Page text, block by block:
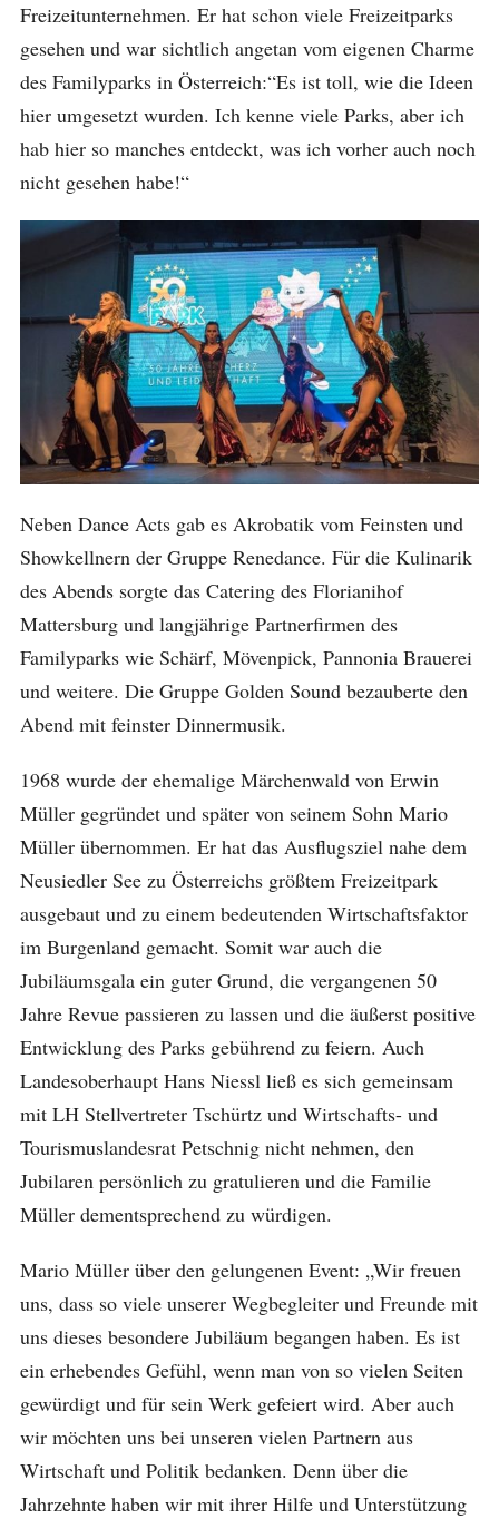
Freizeitunternehmen. Er hat schon viele Freizeitparks
gesehen und war sichtlich angetan vom eigenen Charme
des Familyparks in Österreich:“Es ist toll, wie die Ideen
hier umgesetzt wurden. Ich kenne viele Parks, aber ich
hab hier so manches entdeckt, was ich vorher auch noch
nicht gesehen habe!“
Neben Dance Acts gab es Akrobatik vom Feinsten und
Showkellnern der Gruppe Renedance. Für die Kulinarik
des Abends sorgte das Catering des Florianihof
Mattersburg und langjährige Partnerfirmen des
Familyparks wie Schärf, Mövenpick, Pannonia Brauerei
und weitere. Die Gruppe Golden Sound bezauberte den
Abend mit feinster Dinnermusik.
1968 wurde der ehemalige Märchenwald von Erwin
Müller gegründet und später von seinem Sohn Mario
Müller übernommen. Er hat das Ausflugsziel nahe dem
Neusiedler See zu Österreichs größtem Freizeitpark
ausgebaut und zu einem bedeutenden Wirtschaftsfaktor
im Burgenland gemacht. Somit war auch die
Jubiläumsgala ein guter Grund, die vergangenen 50
Jahre Revue passieren zu lassen und die äußerst positive
Entwicklung des Parks gebührend zu feiern. Auch
Landesoberhaupt Hans Niessl ließ es sich gemeinsam
mit LH Stellvertreter Tschürtz und Wirtschafts- und
Tourismuslandesrat Petschnig nicht nehmen, den
Jubilaren persönlich zu gratulieren und die Familie
Müller dementsprechend zu würdigen.
Mario Müller über den gelungenen Event: „Wir freuen
uns, dass so viele unserer Wegbegleiter und Freunde mit
uns dieses besondere Jubiläum begangen haben. Es ist
ein erhebendes Gefühl, wenn man von so vielen Seiten
gewürdigt und für sein Werk gefeiert wird. Aber auch
wir möchten uns bei unseren vielen Partnern aus
Wirtschaft und Politik bedanken. Denn über die
Jahrzehnte haben wir mit ihrer Hilfe und Unterstützung